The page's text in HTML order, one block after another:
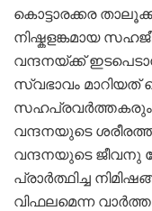
കൊട്ടാരക്കര
നിഷ്കളങ്കമായ
വന്ദനയ്ക്ക്
സ്വഭാവം മാറിയത്
സഹപ്രവർത്തകരും
വന്ദനയുടെ
വന്ദനയുടെ ജീവനു
പ്രാർത്ഥിച്ച
വിഫലമെന്ന